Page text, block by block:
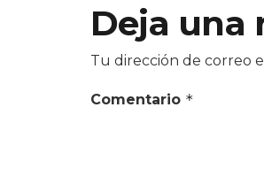
Deja una
Tu dirección de correo
Comentario *